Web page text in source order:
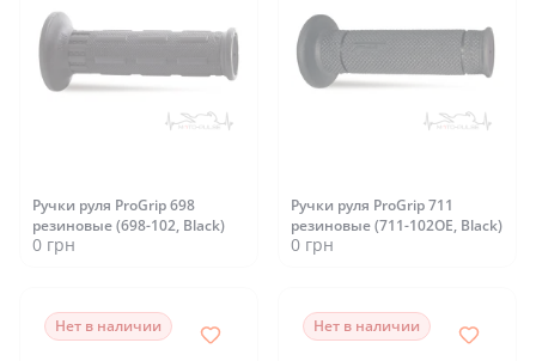
Ручки руля ProGrip 698
резиновые (698-102, Black)
0 грн
Ручки руля ProGrip 711
резиновые (711-102OE, Black)
0 грн
Нет в наличии Нет в наличии